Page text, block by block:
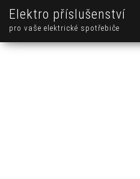
Elektro příslušenství
pro vaše elektrické spotřebiče